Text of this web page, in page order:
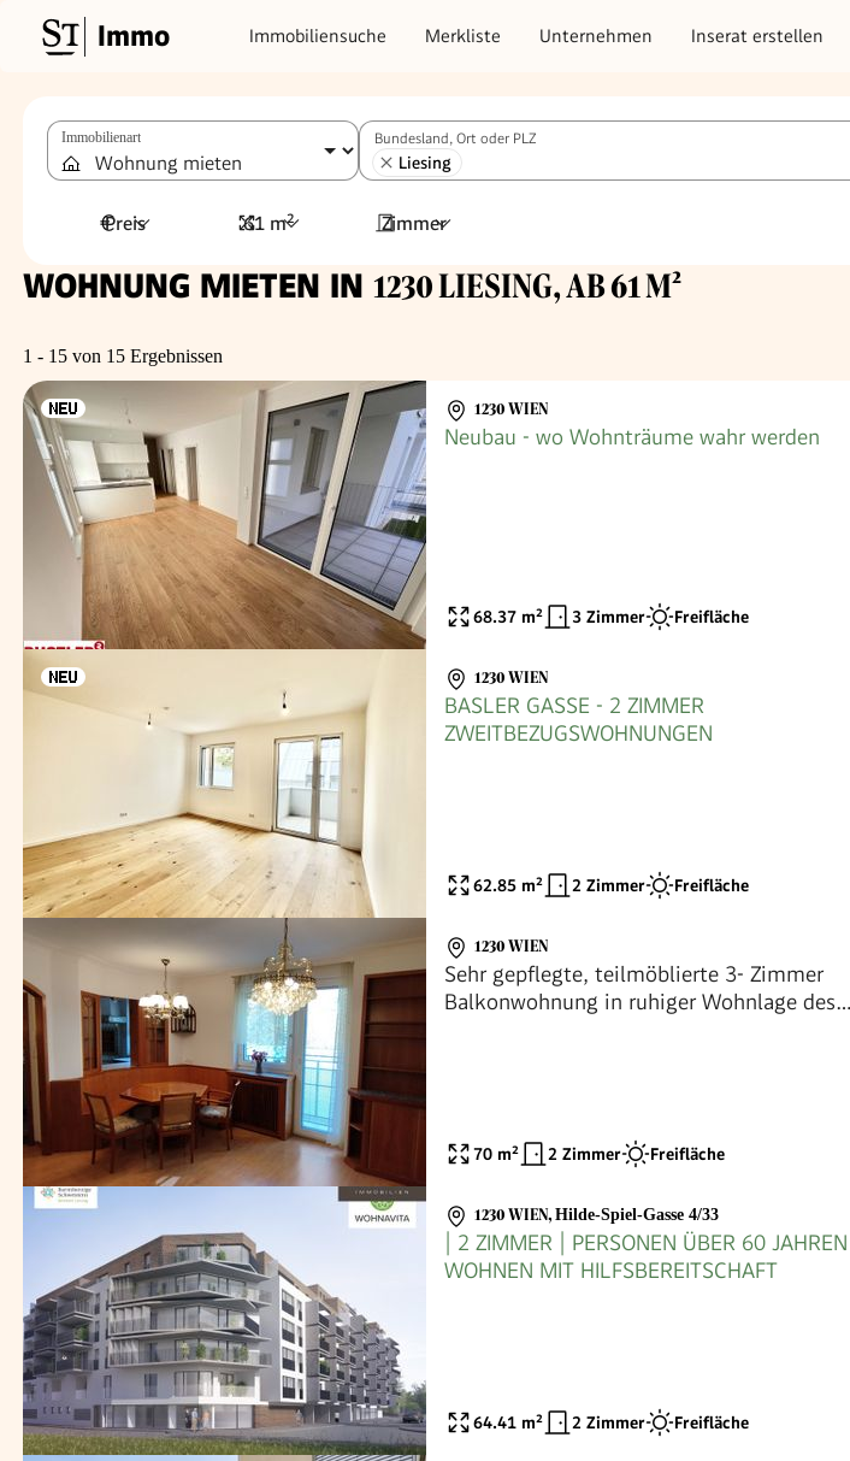
Immo Immobiliensuche Merkliste Unternehmen Inserat erstellen
Immobilienart Bundesland, Ort oder PLZ
Liesing
Preis 61 m² Zimmer
WOHNUNG MIETEN IN 1230 LIESING, AB 61 M²
1 - 15 von 15 Ergebnissen
1230 WIEN
Neubau - wo Wohnträume wahr werden
68.37 m² 3 Zimmer Freifläche
1230 WIEN
BASLER GASSE - 2 ZIMMER
ZWEITBEZUGSWOHNUNGEN
62.85 m² 2 Zimmer Freifläche
1230 WIEN
Sehr gepflegte, teilmöblierte 3- Zimmer
Balkonwohnung in ruhiger Wohnlage des
70 m² 2 Zimmer Freifläche
1230 WIEN, Hilde-Spiel-Gasse 4/33
| 2 ZIMMER | PERSONEN ÜBER 60 JAHREN |
WOHNEN MIT HILFSBEREITSCHAFT
64.41 m² 2 Zimmer Freifläche